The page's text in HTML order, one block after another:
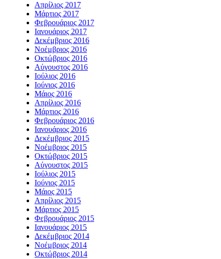
Απρίλιος 2017
Μάρτιος 2017
Φεβρουάριος 2017
Ιανουάριος 2017
Δεκέμβριος 2016
Νοέμβριος 2016
Οκτώβριος 2016
Αύγουστος 2016
Ιούλιος 2016
Ιούνιος 2016
Μάιος 2016
Απρίλιος 2016
Μάρτιος 2016
Φεβρουάριος 2016
Ιανουάριος 2016
Δεκέμβριος 2015
Νοέμβριος 2015
Οκτώβριος 2015
Αύγουστος 2015
Ιούλιος 2015
Ιούνιος 2015
Μάιος 2015
Απρίλιος 2015
Μάρτιος 2015
Φεβρουάριος 2015
Ιανουάριος 2015
Δεκέμβριος 2014
Νοέμβριος 2014
Οκτώβριος 2014